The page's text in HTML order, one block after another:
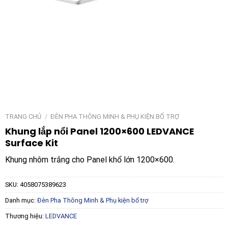
TRANG CHỦ / ĐÈN PHA THÔNG MINH & PHỤ KIỆN BỔ TRỢ
Khung lắp nổi Panel 1200×600 LEDVANCE
Surface Kit
Khung nhôm trắng cho Panel khổ lớn 1200×600.
SKU: 4058075389623
Danh mục: Đèn Pha Thông Minh & Phụ kiện bổ trợ
Thương hiệu: LEDVANCE